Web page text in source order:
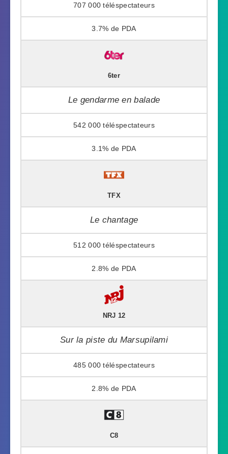
707 000
3.7%
6ter
Le gendarme en balade
542 000
3.1%
TFX
Le chantage
512 000
2.8%
NRJ 12
Sur la piste du Marsupilami
485 000
2.8%
C8